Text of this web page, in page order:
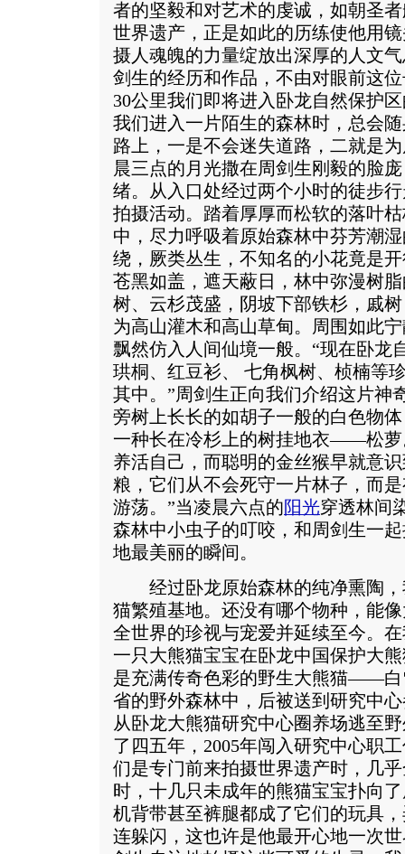
者的坚毅和对艺术的虔诚，如朝圣
世界遗产，正是如此的历练使他用
摄人魂魄的力量绽放出深厚的人文
剑生的经历和作品，不由对眼前这
30公里我们即将进入卧龙自然保护
我们进入一片陌生的森林时，总会
路上，一是不会迷失道路，二就是
晨三点的月光撒在周剑生刚毅的脸
绪。从入口处经过两个小时的徒步
拍摄活动。踏着厚厚而松软的落叶
中，尽力呼吸着原始森林中芬芳潮
绕，厥类丛生，不知名的小花竟是
苍黑如盖，遮天蔽日，林中弥漫树
树、云杉茂盛，阴坡下部铁杉，戚
为高山灌木和高山草甸。周围如此
飘然仿入人间仙境一般。“现在卧龙
珙桐、红豆衫、 七角枫树、桢楠等
其中。”周剑生正向我们介绍这片神
旁树上长长的如胡子一般的白色物
一种长在冷杉上的树挂地衣——松萝
养活自己，而聪明的金丝猴早就意
粮，它们从不会死守一片林子，而
游荡。”当凌晨六点的阳光穿透林间
森林中小虫子的叮咬，和周剑生一
地最美丽的瞬间。
经过卧龙原始森林的纯净熏陶，
猫繁殖基地。还没有哪个物种，能
全世界的珍视与宠爱并延续至今。
一只大熊猫宝宝在卧龙中国保护大
是充满传奇色彩的野生大熊猫——白
省的野外森林中，后被送到研究中
从卧龙大熊猫研究中心圈养场逃至
了四五年，2005年闯入研究中心职
们是专门前来拍摄世界遗产时，几
时，十几只未成年的熊猫宝宝扑向
机背带甚至裤腿都成了它们的玩具
连躲闪，这也许是他最开心地一次